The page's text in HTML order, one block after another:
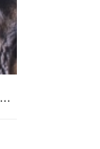
Для чего эскимосы едят протухший жир тюленя и..